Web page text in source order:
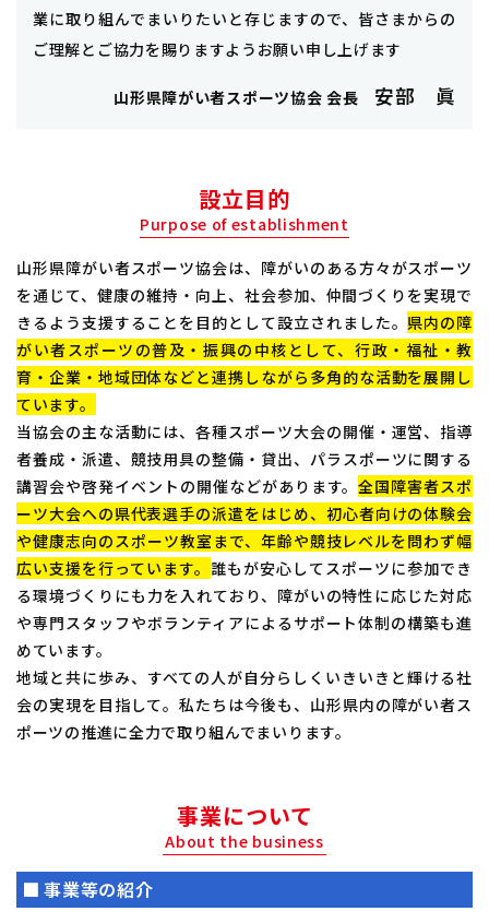
業に取り組んでまいりたいと存じますので、皆さまからの
ご理解とご協力を賜りますようお願い申し上げます
山形県障がい者スポーツ協会 会長 安部 眞
設立目的
Purpose of establishment
山形県障がい者スポーツ協会は、障がいのある方々がスポーツ
を通じて、健康の維持・向上、社会参加、仲間づくりを実現で
きるよう支援することを目的として設立されました。 県内の障
がい者スポーツの普及・振興の中核として、行政・福祉・教
育・企業・地域団体などと連携しながら多角的な活動を展開し
ています。
当協会の主な活動には、各種スポーツ大会の開催・運営、指導
者養成・派遣、競技用具の整備・貸出、パラスポーツに関する
講習会や啓発イベントの開催などがあります。全国障害者スポ
ーツ大会への県代表選手の派遣をはじめ、初心者向けの体験会
や健康志向のスポーツ教室まで、年齢や競技レベルを問わず幅
広い支援を行っています。誰もが安心してスポーツに参加でき
る環境づくりにも力を入れており、障がいの特性に応じた対応
や専門スタッフやボランティアによるサポート体制の構築も進
めています。
地域と共に歩み、すべての人が自分らしくいきいきと輝ける社
会の実現を目指して。私たちは今後も、山形県内の障がい者ス
ポーツの推進に全力で取り組んでまいります。
事業について
About the business
事業等の紹介